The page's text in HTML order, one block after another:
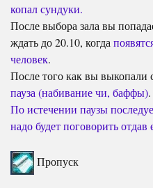
копал сундуки.
После выбора зала вы
ждать до 20.10, когда
человек.
После того как вы выкопали
пауза (набивание чи, баффы).
По истечении паузы
надо будет поговорить
Пропуск